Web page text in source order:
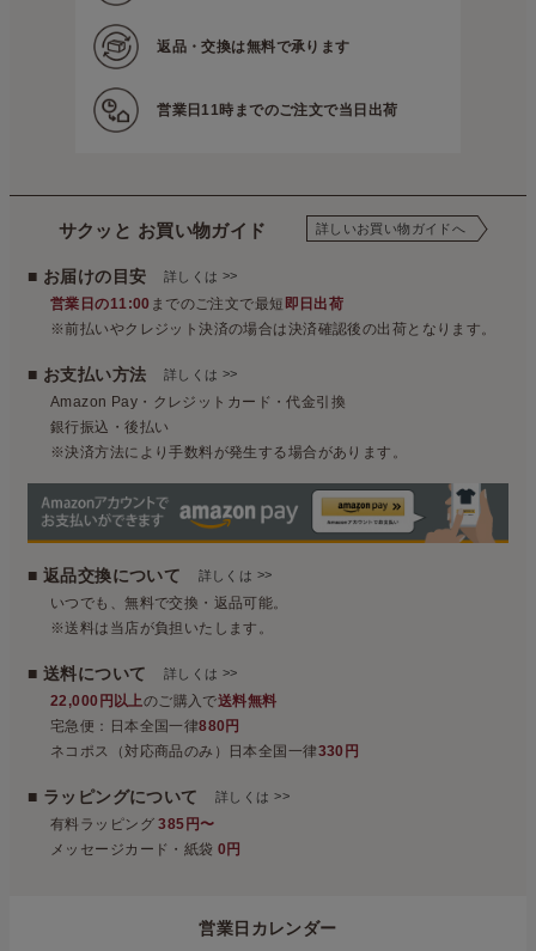
返品・交換は無料で承ります
営業日11時までのご注文で当日出荷
サクッと お買い物ガイド 詳しいお買い物ガイドへ
■ お届けの目安 詳しくは >>
営業日の11:00 までのご注文で最短 即日出荷
※前払いやクレジット決済の場合は決済確認後の出荷となります。
■ お支払い方法 詳しくは >>
Amazon Pay・クレジットカード・代金引換
銀行振込・後払い
※決済方法により手数料が発生する場合があります。
■ 返品交換について 詳しくは >>
いつでも、無料で交換・返品可能。
※送料は当店が負担いたします。
■ 送料について 詳しくは >>
22,000円以上のご購入で送料無料
宅急便：日本全国一律880円
ネコポス（対応商品のみ）日本全国一律330円
■ ラッピングについて詳しくは>>
有料ラッピング385円〜
メッセージカード・紙袋0円
営業日カレンダー